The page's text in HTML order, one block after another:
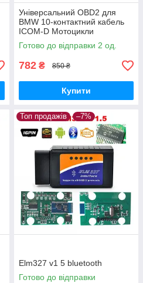
Універсальний OBD2 для
BMW 10-контактний кабель
ICOM-D Мотоцикли
Мотобайки
Готово до відправки 2 од.
782 ₴ 850 ₴
Купити
Топ продажів –7%
Elm327 v1 5 bluetooth
Готово до відправки